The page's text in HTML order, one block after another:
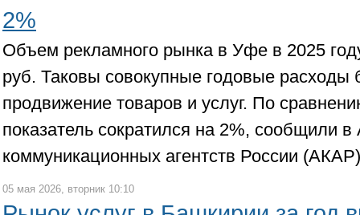
2%
Объем рекламного рынка в Уфе в 2025
руб. Таковы совокупные годовые расходы
продвижение товаров и услуг. По
показатель сократился на 2%, сообщили
коммуникационных агентств России
05 мая 2026, вторник 10:10